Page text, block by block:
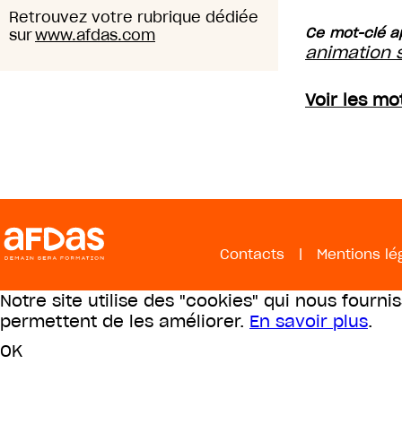
Retrouvez votre rubrique dédiée
surwww.afdas.com Ce mot-clé
animation
Voir les
Contacts | Mentions
Notre site utilise des "cookies" qui nous
permettent de les améliorer. En savoir plus.
OK